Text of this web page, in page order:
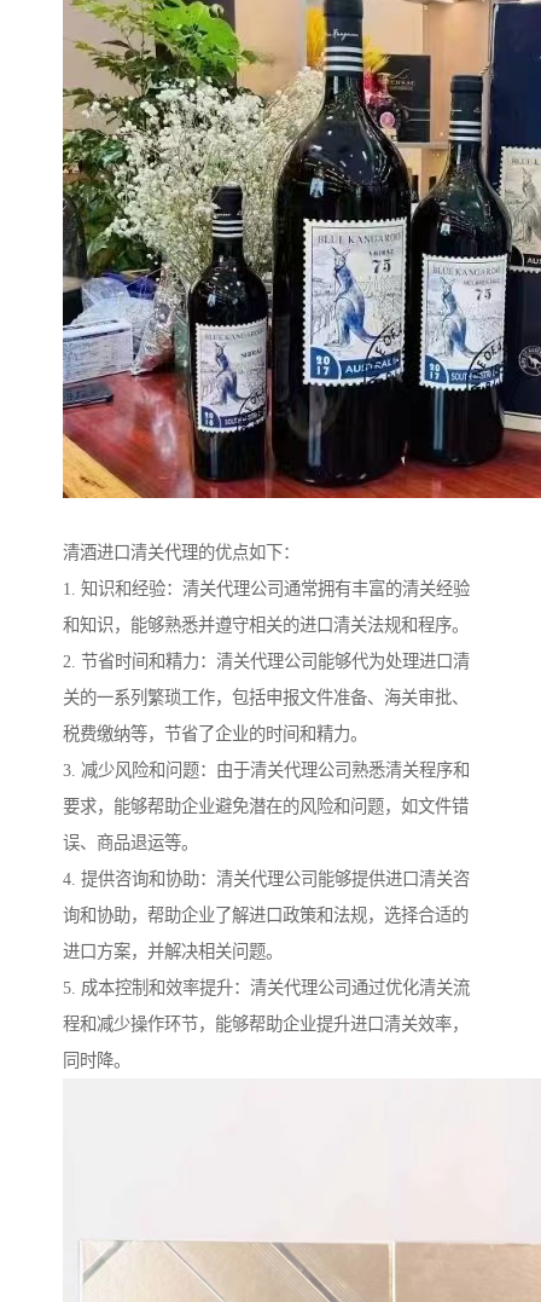
清酒进口清关代理的优点如下：
1. 知识和经验：清关代理公司通常拥有丰富的清关经验
和知识，能够熟悉并遵守相关的进口清关法规和程序。
2. 节省时间和精力：清关代理公司能够代为处理进口清
关的一系列繁琐工作，包括申报文件准备、海关审批、
税费缴纳等，节省了企业的时间和精力。
3. 减少风险和问题：由于清关代理公司熟悉清关程序和
要求，能够帮助企业避免潜在的风险和问题，如文件错
误、商品退运等。
4. 提供咨询和协助：清关代理公司能够提供进口清关咨
询和协助，帮助企业了解进口政策和法规，选择合适的
进口方案，并解决相关问题。
5. 成本控制和效率提升：清关代理公司通过优化清关流
程和减少操作环节，能够帮助企业提升进口清关效率，
同时降。